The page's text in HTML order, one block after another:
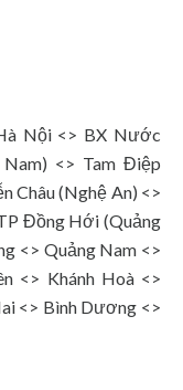
Nội <> BX Nước
<> Tam Điệp
Châu (Nghệ An) <>
Đồng Hới (Quảng
<> Quảng Nam <>
<> Khánh Hoà <>
<> Bình Dương <>